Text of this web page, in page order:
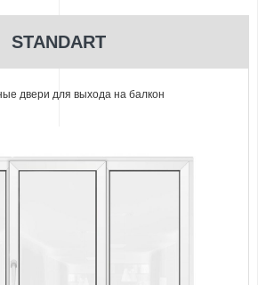
STANDART
двери для выхода на балкон